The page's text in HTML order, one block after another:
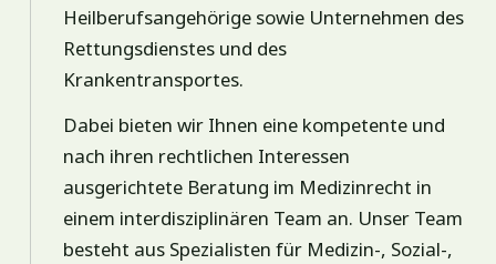
Heilberufsangehörige sowie Unternehmen des
Rettungsdienstes und des
Krankentransportes.
Dabei bieten wir Ihnen eine kompetente und
nach ihren rechtlichen Interessen
ausgerichtete Beratung im Medizinrecht in
einem interdisziplinären Team an. Unser Team
besteht aus Spezialisten für Medizin-, Sozial-,